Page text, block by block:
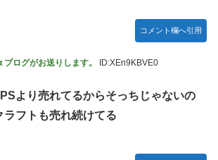
コメント欄へ引用
ログがお送りします。 ID:XEn9KBVE0
より売れてるからそっちじゃないの
ラフトも売れ続けてる